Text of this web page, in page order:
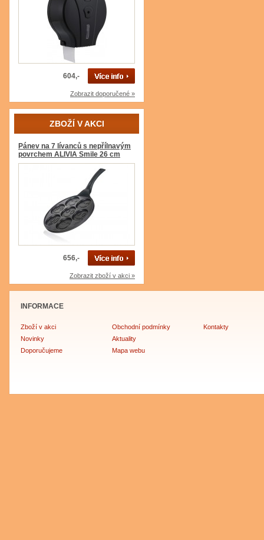
604,-
Zobrazit doporučené »
ZBOŽÍ V AKCI
Pánev na 7 lívanců s nepřílnavým
povrchem ALIVIA Smile 26 cm
656,-
Zobrazit zboží v akci »
INFORMACE
Zboží v akci
Novinky
Doporučujeme
Obchodní podmínky
Aktuality
Mapa webu
Kontakty